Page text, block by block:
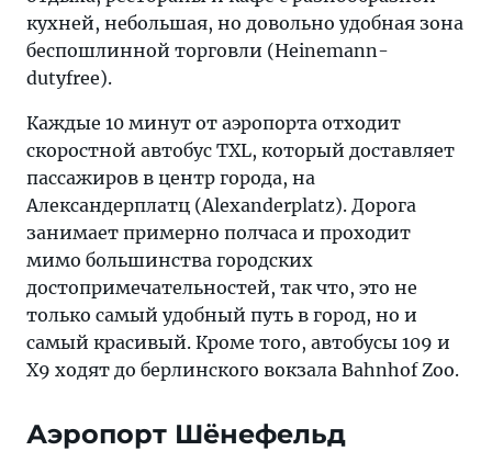
кухней, небольшая, но довольно удобная зона
беспошлинной торговли (Heinemann-
dutyfree).
Каждые 10 минут от аэропорта отходит
скоростной автобус TXL, который доставляет
пассажиров в центр города, на
Александерплатц (Alexanderplatz). Дорога
занимает примерно полчаса и проходит
мимо большинства городских
достопримечательностей, так что, это не
только самый удобный путь в город, но и
самый красивый. Кроме того, автобусы 109 и
Х9 ходят до берлинского вокзала Bahnhof Zoo.
Аэропорт Шёнефельд